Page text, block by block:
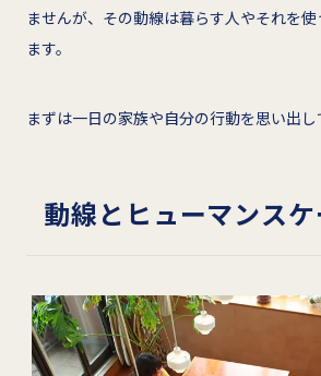
ませんが、その動線は暮らす人やそれを
ます。
まずは一日の家族や自分の行動を思い出し
動線とヒューマンス